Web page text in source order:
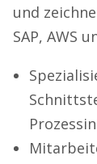
und
SAP, AWS